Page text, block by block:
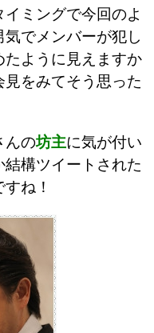
ミングで今回のよ
でメンバーが犯し
ように見えますか
をみてそう思った
んの坊主に気が付い
構ツイートされた
ね！